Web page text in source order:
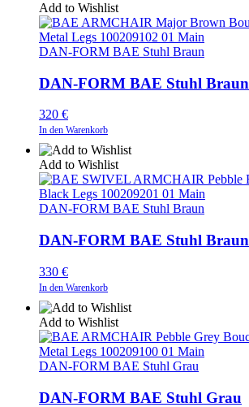
Add to Wishlist
DAN-FORM BAE Stuhl Braun
DAN-FORM BAE Stuhl Braun
320 €
In den Warenkorb
Add to Wishlist
DAN-FORM BAE Stuhl Braun
DAN-FORM BAE Stuhl Braun
330 €
In den Warenkorb
Add to Wishlist
DAN-FORM BAE Stuhl Grau
DAN-FORM BAE Stuhl Grau